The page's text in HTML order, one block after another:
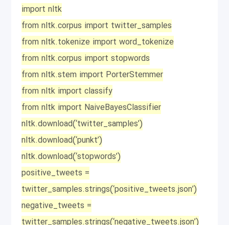
import nltk
from nltk.corpus import twitter_samples
from nltk.tokenize import word_tokenize
from nltk.corpus import stopwords
from nltk.stem import PorterStemmer
from nltk import classify
from nltk import NaiveBayesClassifier
nltk.download(‘twitter_samples’)
nltk.download(‘punkt’)
nltk.download(‘stopwords’)
positive_tweets =
twitter_samples.strings(‘positive_tweets.json’)
negative_tweets =
twitter_samples.strings(‘negative_tweets.json’)